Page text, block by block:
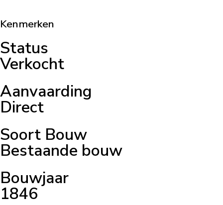
Kenmerken
Status
Verkocht
Aanvaarding
Direct
Soort Bouw
Bestaande bouw
Bouwjaar
1846